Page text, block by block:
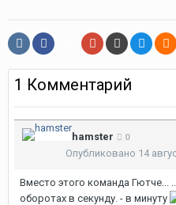
1 Комментарий
hamster 0
Опубликовано 14
Вместо этого команда Гютче...
оборотах в секунду. - в минуту